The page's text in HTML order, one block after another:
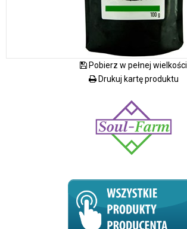
Pobierz w pełnej wielkości
Drukuj kartę produktu